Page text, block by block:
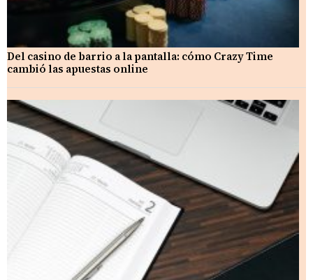
Del casino de barrio a la pantalla: cómo Crazy Time
cambió las apuestas online